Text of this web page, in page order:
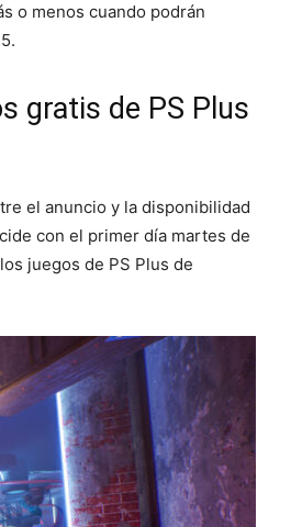
o menos cuando podrán
gratis de PS Plus
el anuncio y la disponibilidad
con el primer día martes de
juegos de PS Plus de